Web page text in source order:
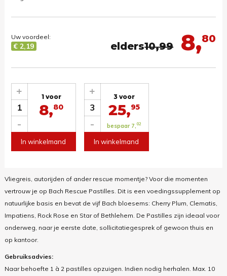
8,80
elders10,99
Uw voordeel:
€ 2,19
1
-
+ 1 voor
8,80
In winkelmand
3
-
+ 3 voor
25,95
bespaar 7, 02
In winkelmand
Vliegreis, autorijden of ander rescue momentje? Voor die momenten
vertrouw je op Bach Rescue Pastilles. Dit is een voedingssupplement op
natuurlijke basis en bevat de vijf Bach bloesems: Cherry Plum, Clematis,
Impatiens, Rock Rose en Star of Bethlehem. De Pastilles zijn ideaal voor
onderweg, naar je eerste date, sollicitatiegesprek of gewoon thuis en
op kantoor.
Gebruiksadvies:
Naar behoefte 1 à 2 pastilles opzuigen. Indien nodig herhalen. Max. 10